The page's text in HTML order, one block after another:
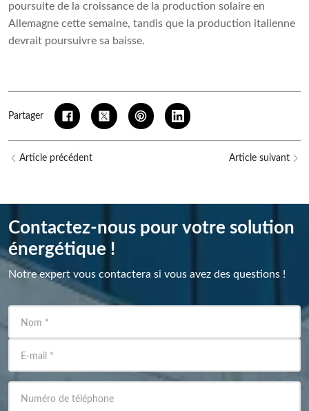
poursuite de la croissance de la production solaire en
Allemagne cette semaine, tandis que la production italienne
devrait poursuivre sa baisse.
Partager
Article précédent Article suivant
Contactez-nous pour votre solution
énergétique !
Notre expert vous contactera si vous avez des questions !
Nom *
E-mail *
Numéro de téléphone